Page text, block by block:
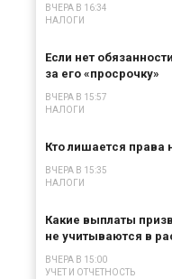
ВЧЕРА В 16:34
НАЛОГИ
Если нет
за его «просрочку»
ВЧЕРА В 15:57
НАЛОГИ
Кто лишается права
ВЧЕРА В 15:35
НАЛОГИ
Какие выплаты
не учитываются в
ВЧЕРА В 15:00
УЧЕТ И ОТЧЕТНОСТЬ